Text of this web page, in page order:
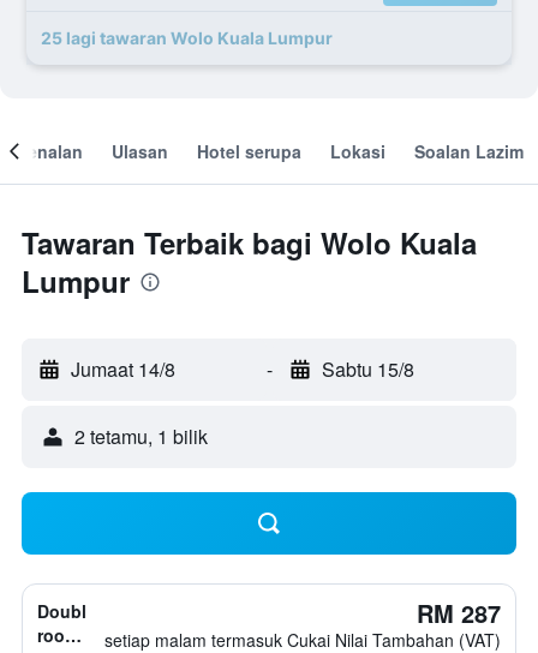
25 lagi tawaran Wolo Kuala Lumpur
Ulasan Hotel serupa Lokasi Soalan Lazim
Tawaran Terbaik bagi Wolo Kuala
Lumpur
Jumaat 14/8 - Sabtu 15/8
2 tetamu, 1 bilik
Double
room,
RM 287
setiap malam termasuk Cukai Nilai Tambahan (VAT)